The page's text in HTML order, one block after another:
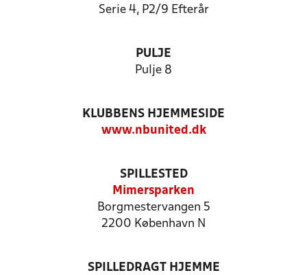
Serie 4, P2/9 Efterår
PULJE
Pulje 8
KLUBBENS HJEMMESIDE
www.nbunited.dk
SPILLESTED
Mimersparken
Borgmestervangen 5
2200 København N
SPILLEDRAGT HJEMME